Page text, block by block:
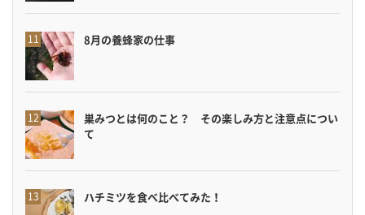
8月の養蜂家の仕事
巣みつとは何のこと？ その楽しみ方と注意点につい
て
ハチミツを食べ比べてみた！